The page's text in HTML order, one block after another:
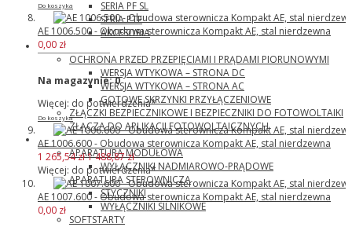
SERIA PF SL
SERIA PTF
AKCESORIA
Phoenix Contact
OCHRONA PRZED PRZEPIĘCIAMI I PRĄDAMI PIORUNOWYMI
WERSJA WTYKOWA – STRONA DC
WERSJA WTYKOWA – STRONA AC
GOTOWE SKRZYNKI PRZYŁĄCZENIOWE
ZŁĄCZKI BEZPIECZNIKOWE I BEZPIECZNIKI DO FOTOWOLTAIKI
ZŁĄCZA DO APLIKACJI FOTOWOLTAICZNYCH
ABB
APARATURA MODUŁOWA
WYŁĄCZNIKI NADMIAROWO-PRĄDOWE
APARATURA STEROWNICZA
STYCZNIKI
WYŁĄCZNIKI SILNIKOWE
SOFTSTARTY
Do koszyka
AE 1006.500 - Obudowa sterownicza Kompakt AE, stal nierdzewna
0,00 zł
Na magazynie:0
Więcej: do potwierdzenia*
Do koszyka
AE 1006.600 - Obudowa sterownicza Kompakt AE, stal nierdzewna
1 265,54 zł1 488,87 zł
Więcej: do potwierdzenia*
AE 1007.600 - Obudowa sterownicza Kompakt AE, stal nierdzewna
0,00 zł